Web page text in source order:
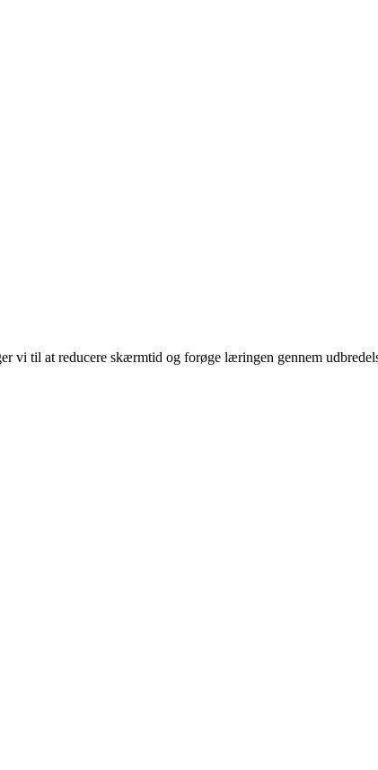
vi til at reducere skærmtid og forøge læringen gennem